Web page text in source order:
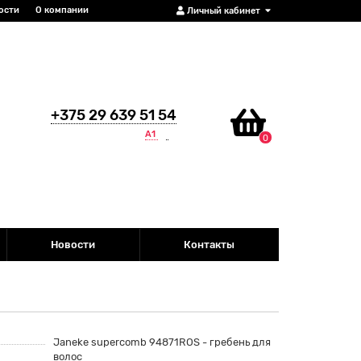
Личный кабинет
О компании
+375 29 639 51 54
А1 0
Новости Контакты
Janeke supercomb 94871ROS - гребень для
волос